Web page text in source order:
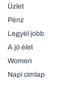
Üzlet
Pénz
Legyél jobb
A jó élet
Women
Napi címlap